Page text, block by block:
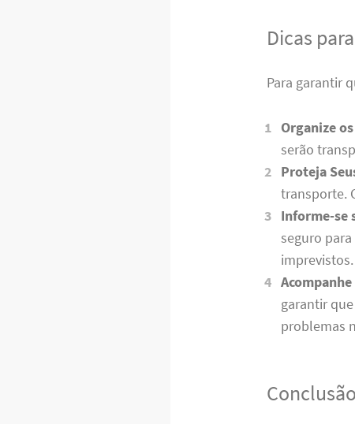
Dicas
Para garantir
Organize
serão
Proteja
transporte.
Informe-se
seguro
imprevistos.
garantir
problemas
Conclusão